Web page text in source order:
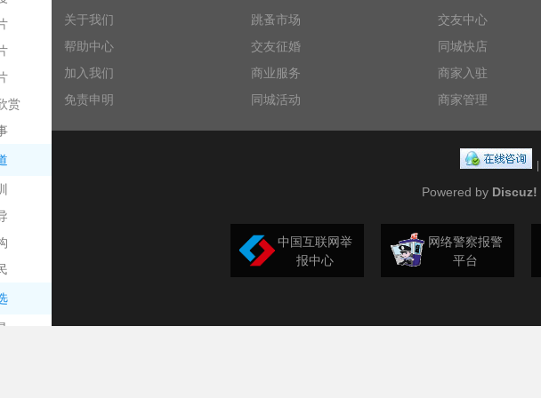
赏
平
关于我们
帮助中心
加入我们
免责申明
跳蚤市场
交友征婚
商业服务
同城活动
交友中心
同城快店
商家入驻
商家管理
Powered by Discuz!
中国互联网举
报中心
网络警察报警
平台